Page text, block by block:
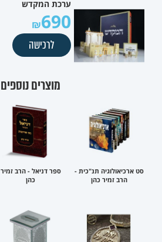
ערכת המקדש
690
לרכישה
מוצרים נוספים
סט ארכיאולוגיה תנ"כית -
הרב זמיר כהן
ספר דניאל - הרב זמיר
כהן